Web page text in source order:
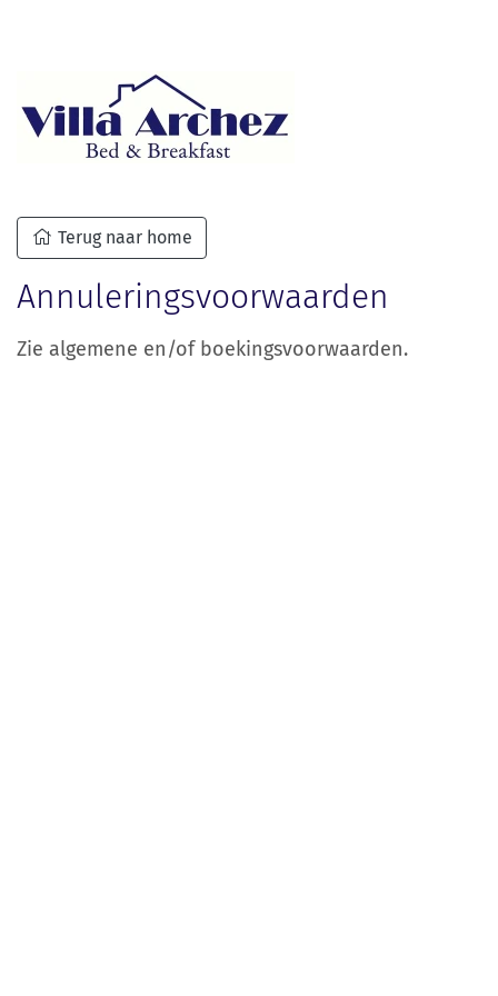
Terug naar home
Annuleringsvoorwaarden
Zie algemene en/of boekingsvoorwaarden.